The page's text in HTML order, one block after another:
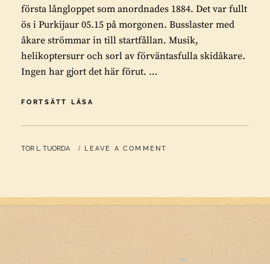
första långloppet som anordnades 1884. Det var fullt
ös i Purkijaur 05.15 på morgonen. Busslaster med
åkare strömmar in till startfållan. Musik,
helikoptersurr och sorl av förväntasfulla skidåkare.
Ingen har gjort det här förut. …
FORTSÄTT LÄSA
BY
TOR L. TUORDA LEAVE A COMMENT